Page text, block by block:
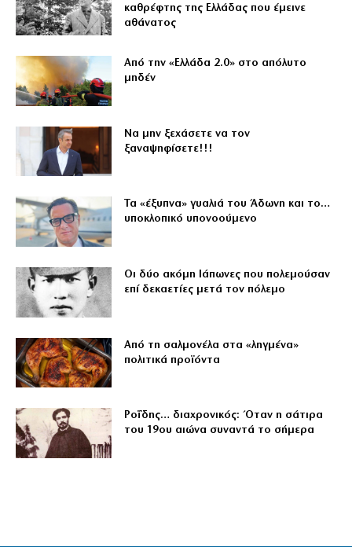
καθρέφτης της Ελλάδας που έμεινε
αθάνατος
Από την «Ελλάδα 2.0» στο απόλυτο
μηδέν
Να μην ξεχάσετε να τον
ξαναψηφίσετε!!!
Τα «έξυπνα» γυαλιά του Άδωνη και το…
υποκλοπικό υπονοούμενο
Οι δύο ακόμη Ιάπωνες που πολεμούσαν
επί δεκαετίες μετά τον πόλεμο
Από τη σαλμονέλα στα «ληγμένα»
πολιτικά προϊόντα
Ροΐδης… διαχρονικός: Όταν η σάτιρα
του 19ου αιώνα συναντά το σήμερα